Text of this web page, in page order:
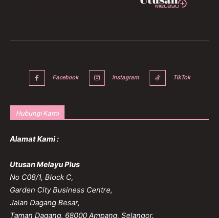
Facebook Instagram TikTok
Hubungi Kami
Alamat Kami :
Utusan Melayu Plus
No C08/1, Block C,
Garden City Business Centre,
Jalan Dagang Besar,
Taman Dagang, 68000 Ampang, Selangor.